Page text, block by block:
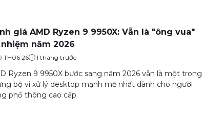
giá AMD Ryzen 9 9950X: Vẫn là "ông vua"
năm 2026
TH06 26 1 tháng trước
Ryzen 9 9950X bước sang năm 2026 vẫn là một trong
bộ vi xử lý desktop mạnh mẽ nhất dành cho người
phổ thông cao cấp